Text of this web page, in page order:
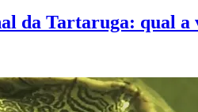
da Tartaruga: qual a